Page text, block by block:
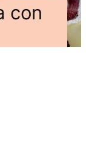
con